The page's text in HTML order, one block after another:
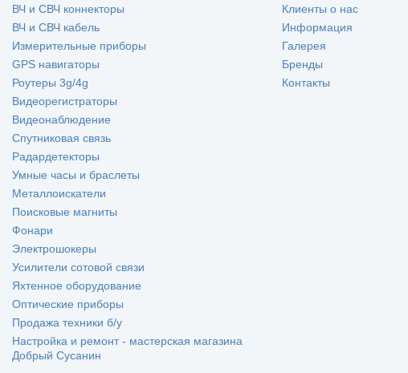
ВЧ и СВЧ коннекторы
ВЧ и СВЧ кабель
Измерительные приборы
GPS навигаторы
Роутеры 3g/4g
Видеорегистраторы
Видеонаблюдение
Спутниковая связь
Радардетекторы
Умные часы и браслеты
Металлоискатели
Поисковые магниты
Фонари
Электрошокеры
Усилители сотовой связи
Яхтенное оборудование
Оптические приборы
Продажа техники б/у
Настройка и ремонт - мастерская магазина
Добрый Сусанин
Клиенты о нас
Информация
Галерея
Бренды
Контакты